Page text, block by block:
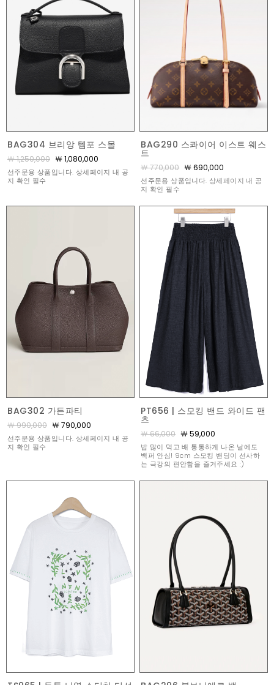
BAG304 브리앙 템포 스몰
￦ 1,250,000 ￦ 1,080,000
선주문용 상품입니다. 상세페이지 내 공
지 확인 필수
BAG290 스콰이어 이스트 웨스
트
￦ 770,000 ￦ 690,000
선주문용 상품입니다. 상세페이지 내 공
지 확인 필수
BAG302 가든파티
￦ 990,000 ￦ 790,000
선주문용 상품입니다. 상세페이지 내 공
지 확인 필수
PT656 | 스모킹 밴드 와이드 팬
츠
￦ 66,000 ￦ 59,000
밥 많이 먹고 배 통통하게 나온 날에도
백퍼 안심! 9cm 스모킹 밴딩이 선사하
는 극강의 편안함을 즐겨주세요 :)